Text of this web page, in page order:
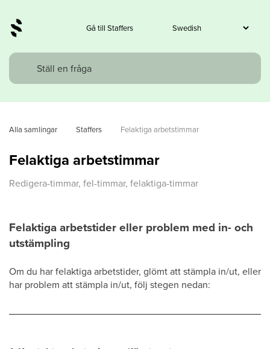
Gå till Staffers
Alla samlingar Staffers Felaktiga arbetstimmar
Felaktiga arbetstimmar
Redigera-timmar, fel-timmar, felaktiga-timmar
Felaktiga arbetstider eller problem med in- och
utstämpling
Om du har felaktiga arbetstider, glömt att stämpla in/ut, eller
har problem att stämpla in/ut, följ stegen nedan: